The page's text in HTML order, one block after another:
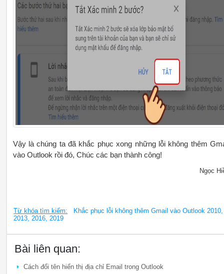
Vậy là chúng ta đã khắc phục xong những lỗi không thêm
vào Outlook rồi đó, Chúc các bạn thành công!
Ngọc
Từ khóa tìm kiếm: Khắc phục lỗi không thêm Gmail vào Outlook 2010,
2013, 2016, 2019
Bài liên quan:
Cách đổi tên hiển thị địa chỉ Email trong Outlook